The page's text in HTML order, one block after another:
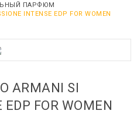
ПАРФЮМ
INTENSE EDP FOR WOMEN
ARMANI SI
FOR WOMEN